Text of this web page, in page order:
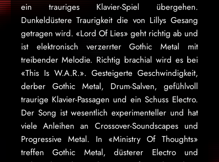
ein trauriges Klavier-Spiel übergehen.
Dunkeldüstere Traurigkeit die von Lillys Gesang
getragen wird. «Lord Of Lies» geht richtig ab und
ist elektronisch verzerrter Gothic Metal mit
treibender Melodie. Richtig brachial wird es bei
«This Is W.A.R.». Gesteigerte Geschwindigkeit,
derber Gothic Metal, Drum-Salven, gefühlvoll
traurige Klavier-Passagen und ein Schuss Electro.
Der Song ist wesentlich experimenteller und hat
viele Anleihen an Crossover-Soundscapes und
Progressive Metal. In «Ministry Of Thoughts»
treffen Gothic Metal, düsterer Electro und